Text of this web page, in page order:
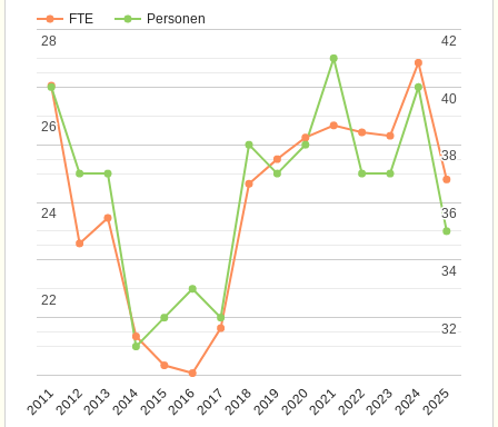
FTE Personen
201120122013201420152016201720182019202020212022202320242025
22
22
24
24
26
26
28
28
32
32
34
34
36
36
38
38
40
40
42
42